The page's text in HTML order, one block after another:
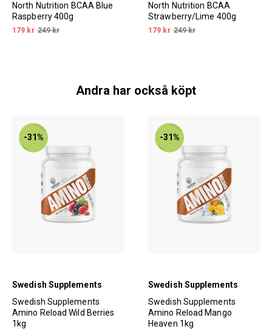
North Nutrition BCAA Blue
Raspberry 400g
179 kr 249 kr
North Nutrition BCAA
Strawberry/Lime 400g
179 kr 249 kr
Andra har också köpt
-31%
Swedish Supplements
Swedish Supplements
Amino Reload Wild Berries
1kg
-31%
Swedish Supplements
Swedish Supplements
Amino Reload Mango
Heaven 1kg